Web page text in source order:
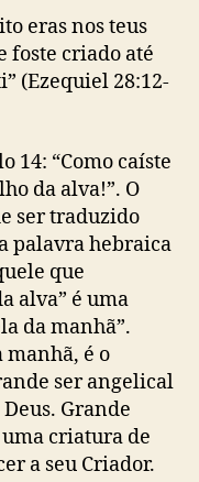
eras nos teus
foste criado até
(Ezequiel 28:12-
14: “Como caíste
da alva!”. O
ser traduzido
palavra hebraica
que
alva” é uma
da manhã”.
é o
ser angelical
Grande
uma criatura de
a seu Criador.